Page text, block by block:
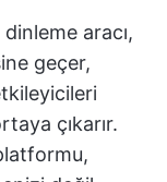
aracı,
geçer,
çıkarır.